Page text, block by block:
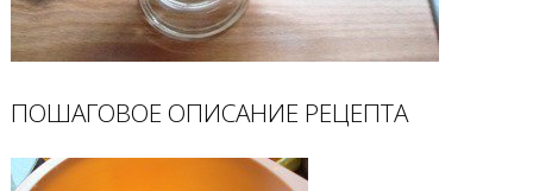
ПОШАГОВОЕ ОПИСАНИЕ РЕЦЕПТА